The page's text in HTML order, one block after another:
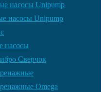
насосы Unipump
насосы Unipump
насосы
Сверчок
Omega